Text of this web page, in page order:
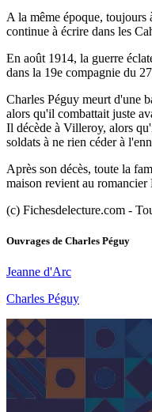
A la même époque,
continue à écrire dans les
En août 1914, la guerre
dans la 19e compagnie du
Charles Péguy meurt d'une
alors qu'il combattait juste
Il décède à Villeroy, alors
soldats à ne rien céder à
Après son décès, toute la
maison revient au
(c) Fichesdelecture.com -
Ouvrages de Charles Péguy
Jeanne d'Arc
Charles Péguy